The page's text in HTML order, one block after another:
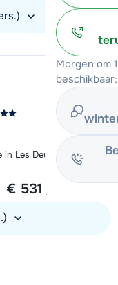
Morgen om
beschikbaar:
Les Deux Alpes
1 week vanaf
€ 531